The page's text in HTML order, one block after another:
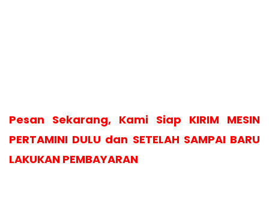
Pesan Sekarang, Kami Siap KIRIM MESIN
PERTAMINI DULU dan SETELAH SAMPAI BARU
LAKUKAN PEMBAYARAN